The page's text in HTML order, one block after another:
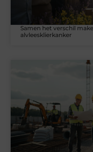
Samen het verschil
alvleesklierkanker